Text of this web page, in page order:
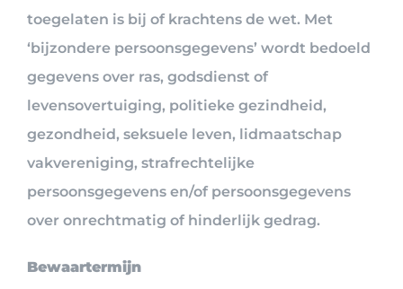
toegelaten is bij of krachtens de wet. Met
‘bijzondere persoonsgegevens’ wordt bedoeld
gegevens over ras, godsdienst of
levensovertuiging, politieke gezindheid,
gezondheid, seksuele leven, lidmaatschap
vakvereniging, strafrechtelijke
persoonsgegevens en/of persoonsgegevens
over onrechtmatig of hinderlijk gedrag.
Bewaartermijn